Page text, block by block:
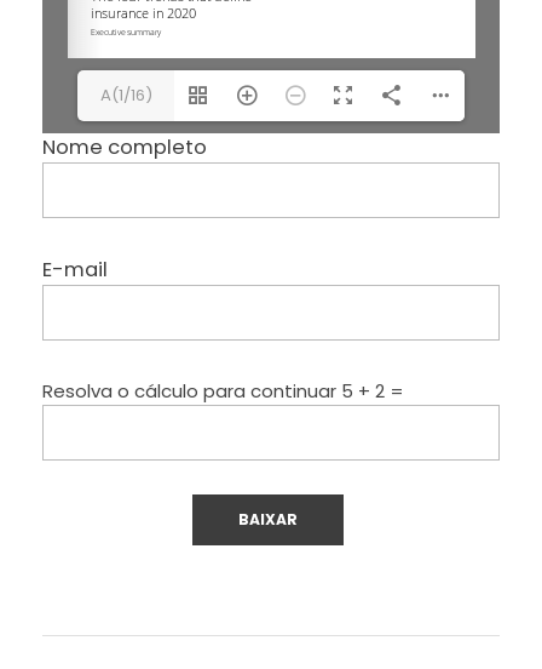
A(1/16)
Nome completo
E-mail
Resolva o cálculo para continuar 5 + 2 =